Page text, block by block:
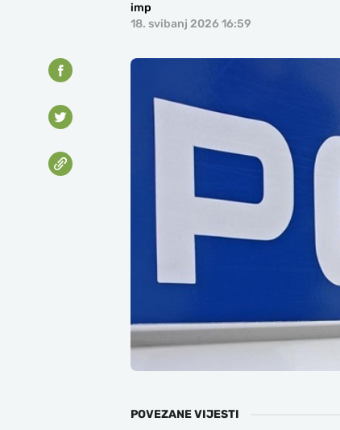
imp
18. svibanj 2026 16:59
POVEZANE VIJESTI